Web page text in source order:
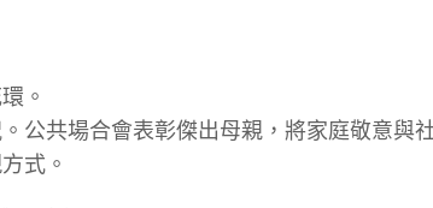
。
公共場合會表彰傑出母親，將家庭敬意與
式。